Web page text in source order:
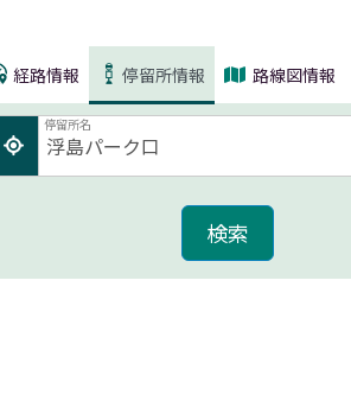
経路情報 停留所情報 路線図情報
停留所名